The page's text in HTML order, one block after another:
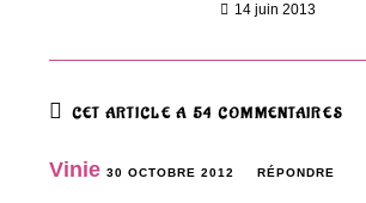
14 juin 2013
CET ARTICLE A 54 COMMENTAIRES
Vinie 30 OCTOBRE 2012 RÉPONDRE